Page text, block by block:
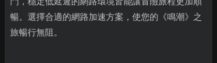
暢。選擇合適的網路加速方案，使您的《鳴潮》之
旅暢行無阻。